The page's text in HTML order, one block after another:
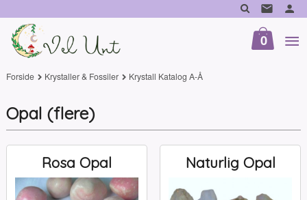
til
innholdet
0
Forside Krystaller & Fossiler Krystall Katalog A-Å
Opal (flere)
Rosa Opal Naturlig Opal